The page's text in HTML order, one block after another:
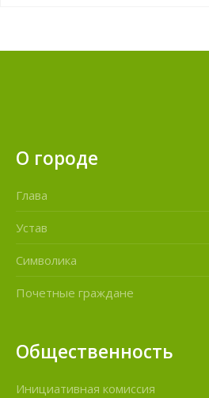
О городе
Глава
Устав
Символика
Почетные граждане
Общественность
Инициативная комиссия